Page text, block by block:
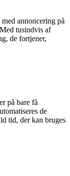
annoncering på
tusindvis af
de fortjener,
på bare få
de
tid, der kan bruges